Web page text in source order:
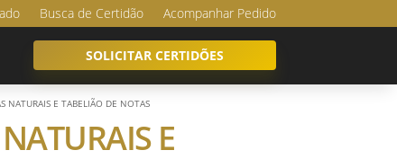
Busca de Certidão Acompanhar Pedido
SOLICITAR CERTIDÕES
NATURAIS E TABELIÃO DE NOTAS
E